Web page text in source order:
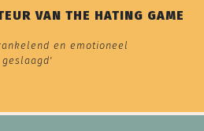
VAN THE HATING GAME
en emotioneel
geslaagd'